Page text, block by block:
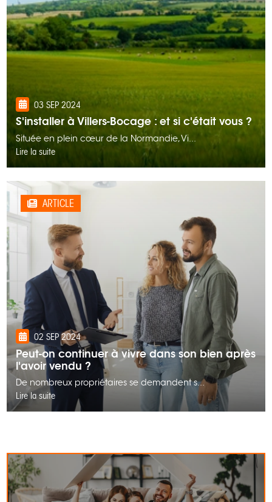
03 SEP 2024
S'installer à Villers-Bocage : et si c'était vous ?
Située en plein cœur de la Normandie, Vi...
Lire la suite
ARTICLE
02 SEP 2024
Peut-on continuer à vivre dans son bien après
l'avoir vendu ?
De nombreux propriétaires se demandent s...
Lire la suite